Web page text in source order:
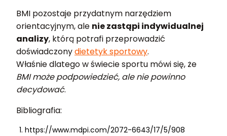
BMI pozostaje przydatnym narzędziem
orientacyjnym, ale nie zastąpi indywidualnej
analizy, którą potrafi przeprowadzić
doświadczonydietetyk sportowy.
Właśnie dlatego w świecie sportu mówi się, że
BMI może podpowiedzieć, ale nie powinno
decydować.
Bibliografia:
https://www.mdpi.com/2072-6643/17/5/908